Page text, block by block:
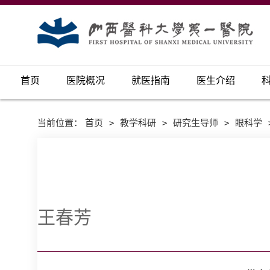
首页 医院概况 就医指南 医生介绍
当前位置： 首页 > 教学科研 > 研究生导师 > 眼科学
王春芳